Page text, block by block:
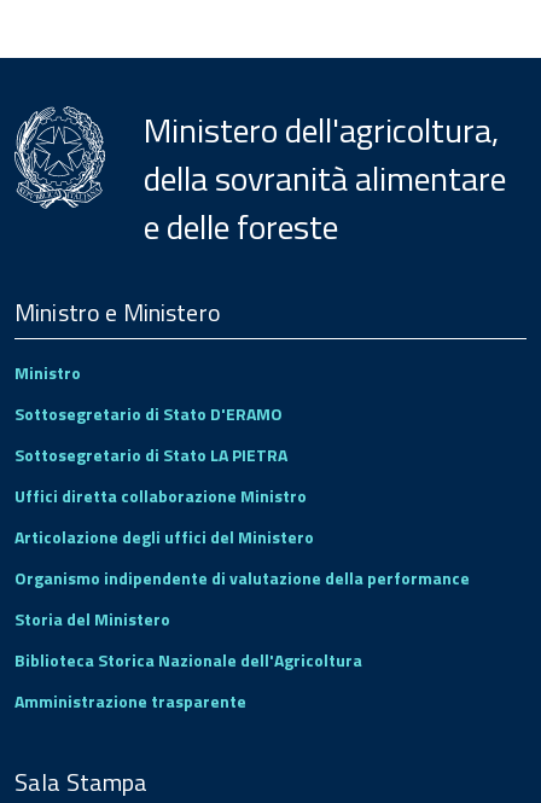
Ministero dell'agricoltura,
della sovranità alimentare
e delle foreste
Footer
Ministro e Ministero
Ministro
Sottosegretario di Stato D'ERAMO
Sottosegretario di Stato LA PIETRA
Uffici diretta collaborazione Ministro
Articolazione degli uffici del Ministero
Organismo indipendente di valutazione della performance
Storia del Ministero
Biblioteca Storica Nazionale dell'Agricoltura
Amministrazione trasparente
Sala Stampa